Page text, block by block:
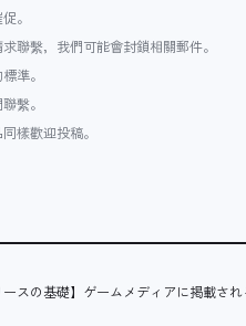
。
聯繫，我們可能會封鎖相關郵件。
準。
繫。
樣歡迎投稿。
ースの基礎】ゲームメディアに掲載さ